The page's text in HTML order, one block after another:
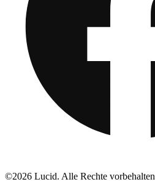
©2026 Lucid. Alle Rechte vorbehalten